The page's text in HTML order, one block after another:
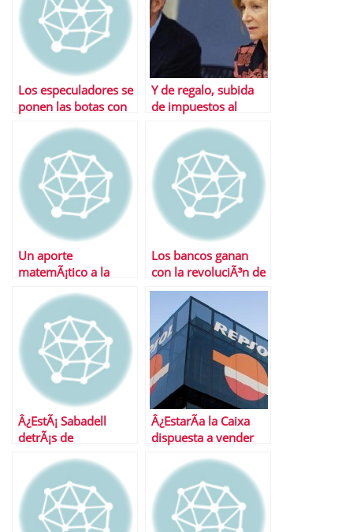
Los especuladores se
ponen las botas con
sobre Hochtief
Y de regalo, subida
de impuestos al
las pensiones
Un aporte
matemÃ¡tico a la
Los bancos ganan
con la revoluciÃ³n de
las cajas
Â¿EstÃ¡ Sabadell
detrÃ¡s de
Â¿EstarÃ­a la Caixa
dispuesta a vender